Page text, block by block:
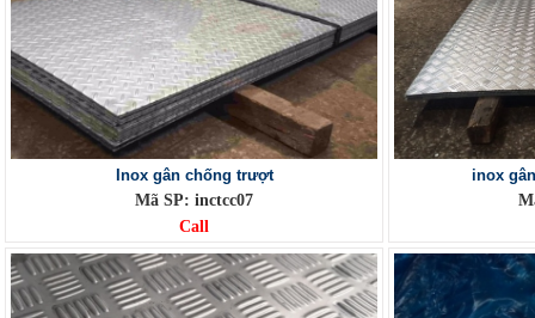
Inox gân chống trượt
Mã SP: inctcc07
Call
inox